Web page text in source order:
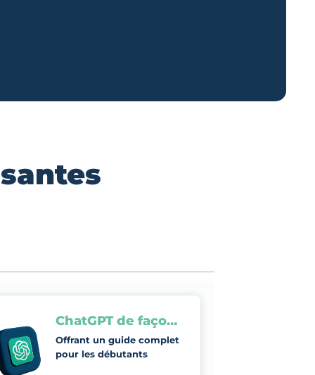
ChatGPT de façon professionnelle
Offrant un guide complet
pour les débutants